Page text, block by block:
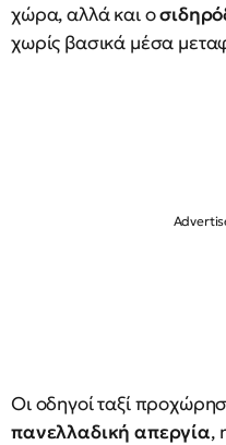
χώρα, αλλά και ο
χωρίς βασικά μέσα
Οι οδηγοί ταξί
πανελλαδική απεργία,